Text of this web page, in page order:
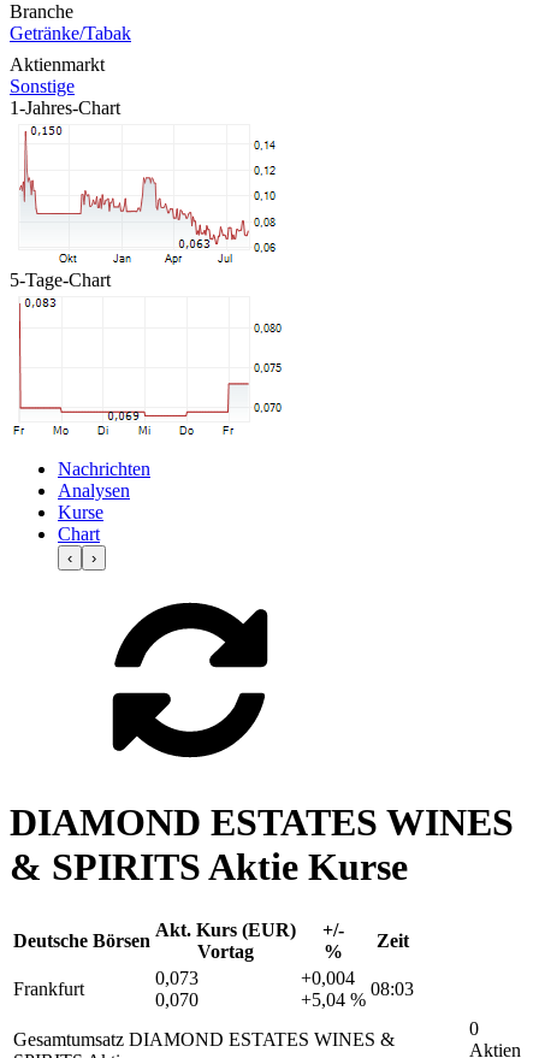
Branche
Getränke/Tabak
Aktienmarkt
Sonstige
1-Jahres-Chart
5-Tage-Chart
Nachrichten
Analysen
Kurse
Chart
‹ ›
DIAMOND ESTATES WINES
& SPIRITS Aktie Kurse
Deutsche Börsen
Akt. Kurs (EUR)
Vortag
+/-
%
Zeit
Frankfurt
0,073
0,070
+0,004
+5,04 %
08:03
Gesamtumsatz DIAMOND ESTATES WINES &
0
Aktien